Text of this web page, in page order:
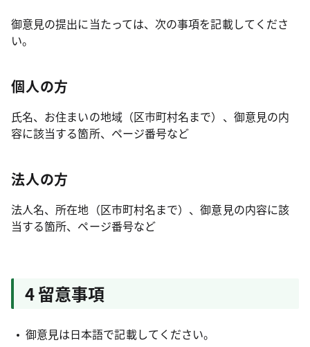
御意見の提出に当たっては、次の事項を記載してくださ
い。
個人の方
氏名、お住まいの地域（区市町村名まで）、御意見の内
容に該当する箇所、ページ番号など
法人の方
法人名、所在地（区市町村名まで）、御意見の内容に該
当する箇所、ページ番号など
4 留意事項
御意見は日本語で記載してください。